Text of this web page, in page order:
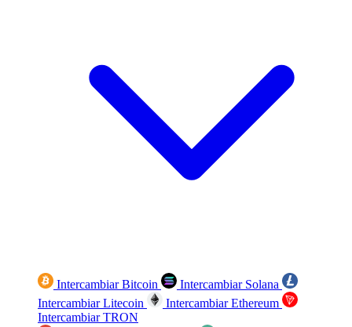
Intercambiar Bitcoin
Intercambiar Solana
Intercambiar Litecoin
Intercambiar Ethereum
Intercambiar TRON